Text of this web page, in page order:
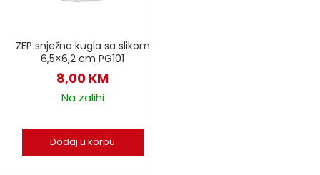
ZEP snježna kugla sa slikom
6,5×6,2 cm PG101
8,00 KM
Na zalihi
Dodaj u korpu